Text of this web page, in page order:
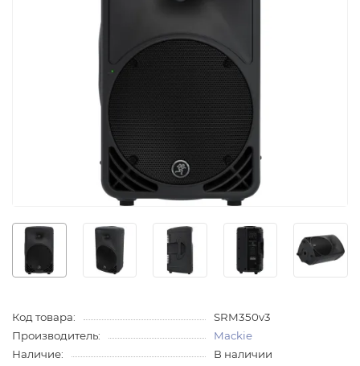
Код товара:
SRM350v3
Производитель:
Mackie
Наличие:
В наличии